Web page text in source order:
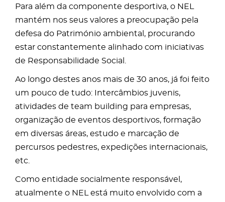
Para além da componente desportiva, o NEL
mantém nos seus valores a preocupação pela
defesa do Património ambiental, procurando
estar constantemente alinhado com iniciativas
de Responsabilidade Social.
Ao longo destes anos mais de 30 anos, já foi feito
um pouco de tudo: Intercâmbios juvenis,
atividades de team building para empresas,
organização de eventos desportivos, formação
em diversas áreas, estudo e marcação de
percursos pedestres, expedições internacionais,
etc.
Como entidade socialmente responsável,
atualmente o NEL está muito envolvido com a